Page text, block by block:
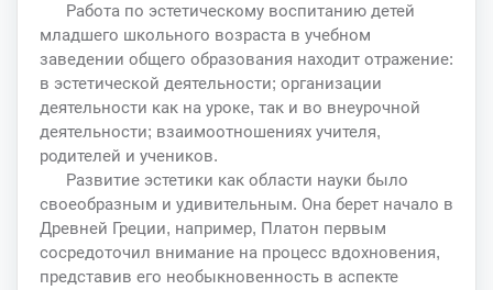
Работа по эстетическому воспитанию детей
младшего школьного возраста в учебном
заведении общего образования находит отражение:
в эстетической деятельности; организации
деятельности как на уроке, так и во внеурочной
деятельности; взаимоотношениях учителя,
родителей и учеников.
Развитие эстетики как области науки было
своеобразным и удивительным. Она берет начало в
Древней Греции, например, Платон первым
сосредоточил внимание на процесс вдохновения,
представив его необыкновенность в аспекте